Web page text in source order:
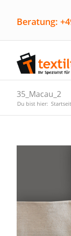
Beratung:
35_Macau_2
Du bist hier: